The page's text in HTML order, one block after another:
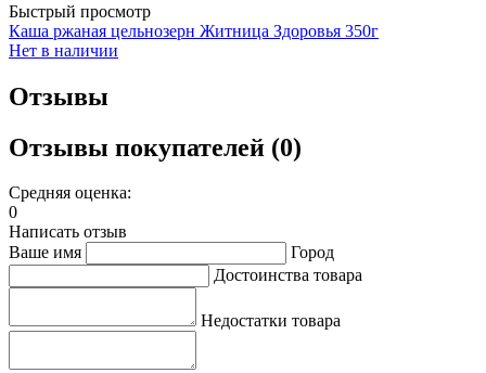
Быстрый просмотр
Каша ржаная цельнозерн Житница Здоровья 350г
Нет в наличии
Отзывы
Отзывы покупателей (0)
Средняя оценка:
0
Написать отзыв
Ваше имя
Город
Достоинства товара
Недостатки товара